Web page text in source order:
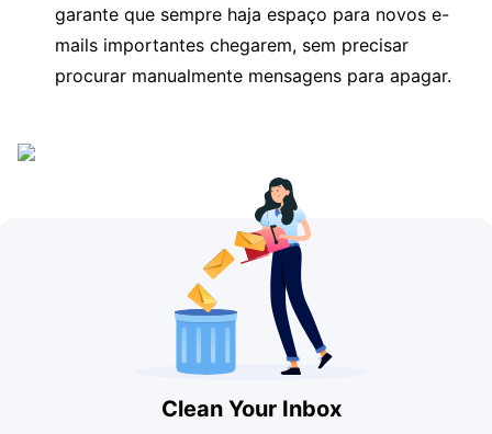
garante que sempre haja espaço para novos e-
mails importantes chegarem, sem precisar
procurar manualmente mensagens para apagar.
Clean Your Inbox